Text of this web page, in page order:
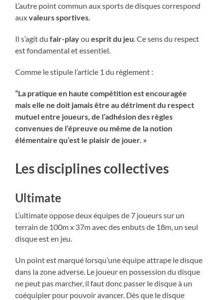
L’autre point commun aux sports de disques correspond
auxvaleurs sportives
Il s’agit dufair-playouesprit du jeu . Ce sens du respect
est fondamental et essentiel.
Comme le stipule l’article 1 du règlement :
“La pratique en haute compétition est encouragée
mais elle ne doit jamais être au détriment du respect
mutuel entre joueurs, de l’adhésion des règles
convenues de l’épreuve ou même de la notion
élémentaire qu’est le plaisir de jouer. »
Les disciplines collectives
Ultimate
L’ultimate oppose deux équipes de 7 joueurs sur un
terrain de 100m x 37m avec des enbuts de 18m, un seul
disque est en jeu.
Un point est marqué lorsqu’une équipe attrape le disque
dans la zone adverse. Le joueur en possession du disque
ne peut pas marcher, il faut donc passer le disque à un
coéquipier pour pouvoir avancer. Dès que le disque